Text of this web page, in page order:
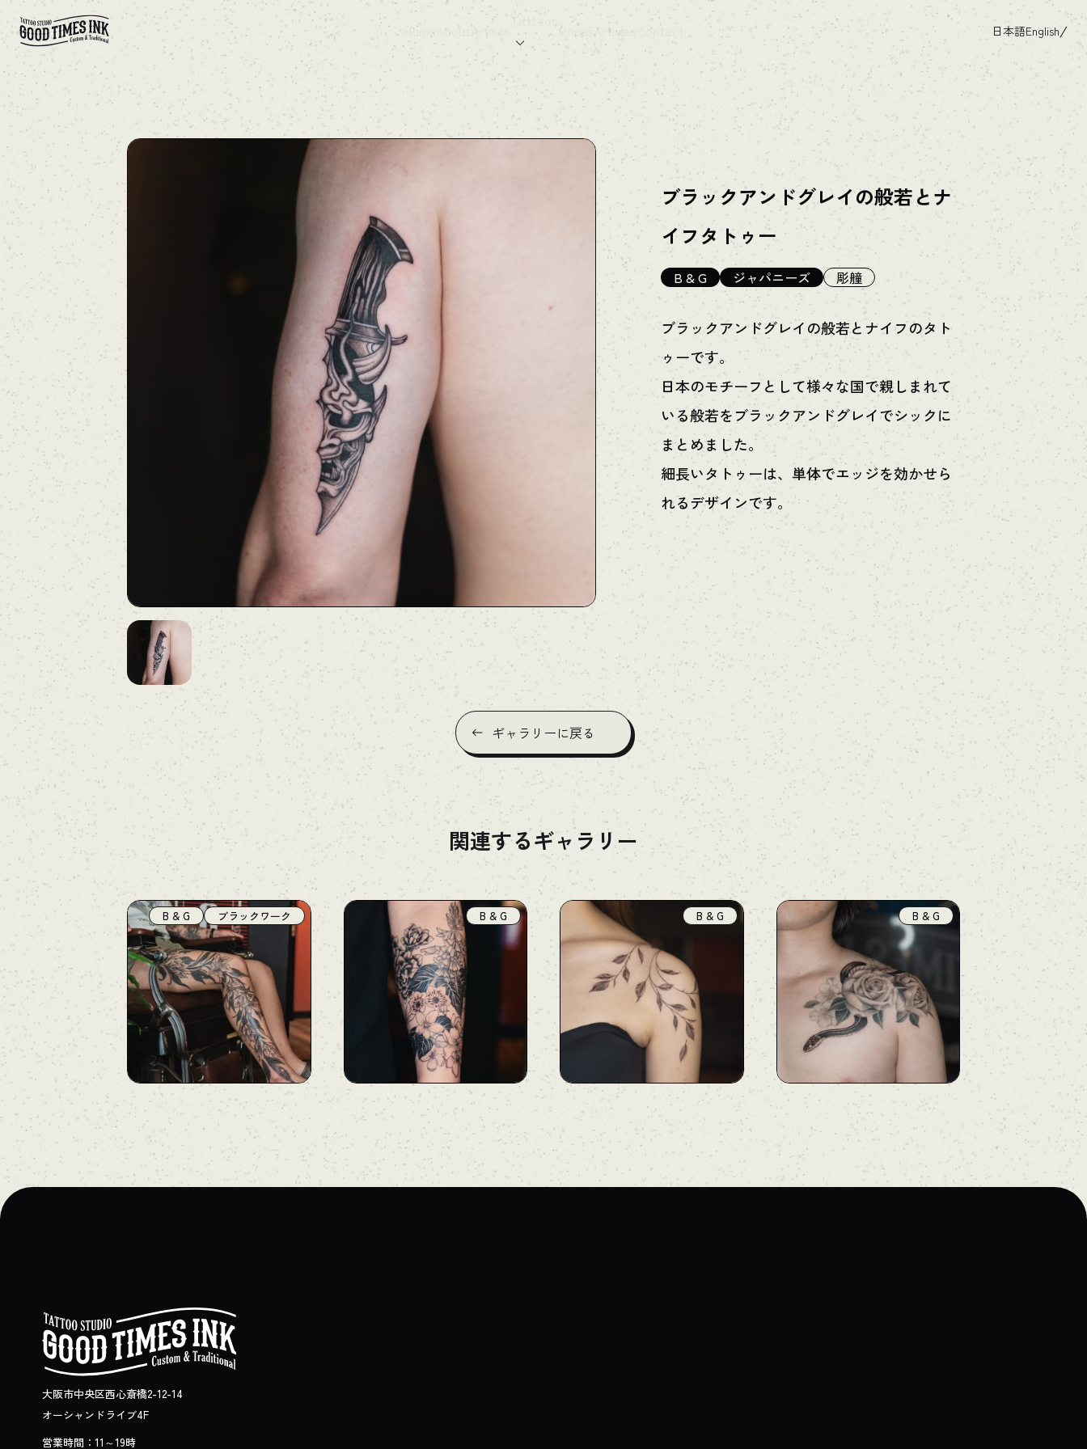
日本語English
Home About
Tattoos
Prices Articles
ブラックアンドグレイの般若とナ
イフタトゥー
B & G ジャパニーズ 彫艟
ブラックアンドグレイの般若とナイフのタト
ゥーです。
日本のモチーフとして様々な国で親しまれて
いる般若をブラックアンドグレイでシックに
まとめました。
細長いタトゥーは、単体でエッジを効かせら
れるデザインです。
ギャラリーに戻る
関連するギャラリー
B & G ブラックワーク B & G B & G B & G
大阪市中央区西心斎橋2-12-14
オーシャンドライブ4F
営業時間：11～19時